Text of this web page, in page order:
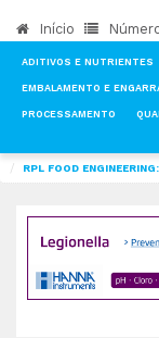
Início
ADITIVOS E NUTRIENTES
EMBALAMENTO E
PROCESSAMENTO
RPL FOOD